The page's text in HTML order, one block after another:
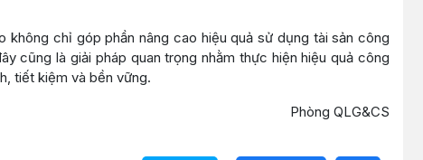
chỉ góp phần nâng cao hiệu quả sử dụng tài sản công
cũng là giải pháp quan trọng nhằm thực hiện hiệu quả công
tiết kiệm và bền vững.
Phòng QLG&CS